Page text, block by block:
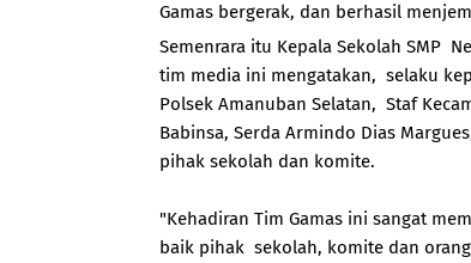
Gamas bergerak, dan berhasil
Semenrara itu Kepala Sekolah SMP
tim media ini mengatakan, selaku
Polsek Amanuban Selatan, Staf
Babinsa, Serda Armindo Dias
pihak sekolah dan komite.
"Kehadiran Tim Gamas ini sangat
baik pihak sekolah, komite dan